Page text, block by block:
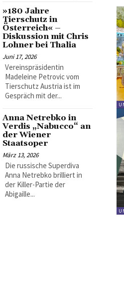
»180 Jahre
Tierschutz in
Österreich« –
Diskussion mit Chris
Lohner bei Thalia
Juni 17, 2026
Vereinspräsidentin
Madeleine Petrovic vom
Tierschutz Austria ist im
Gespräch mit der...
Anna Netrebko in
Verdis „Nabucco“ an
der Wiener
Staatsoper
März 13, 2026
Die russische Superdiva
Anna Netrebko brilliert in
der Killer-Partie der
Abigaille...